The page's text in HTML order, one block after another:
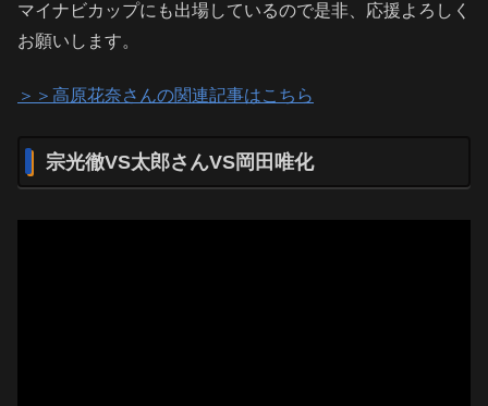
マイナビカップにも出場しているので是非、応援よろしく
お願いします。
＞＞高原花奈さんの関連記事はこちら
宗光徹VS太郎さんVS岡田唯化